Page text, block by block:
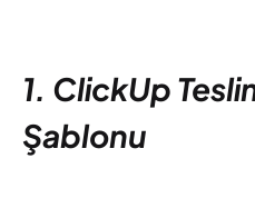
1. ClickUp
Şablonu